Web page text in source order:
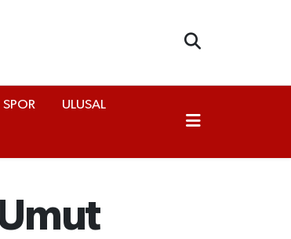
SPOR ULUSAL